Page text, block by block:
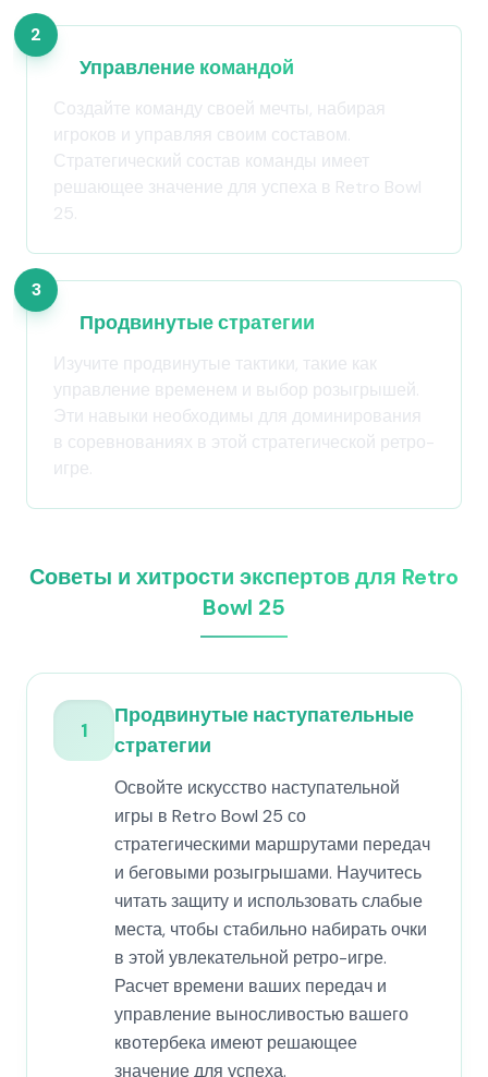
2
Управление командой
Создайте команду своей мечты, набирая
игроков и управляя своим составом.
Стратегический состав команды имеет
решающее значение для успеха в Retro Bowl
25.
3
Продвинутые стратегии
Изучите продвинутые тактики, такие как
управление временем и выбор розыгрышей.
Эти навыки необходимы для доминирования
в соревнованиях в этой стратегической ретро-
игре.
Советы и хитрости экспертов для Retro
Bowl 25
1
Продвинутые наступательные
стратегии
Освойте искусство наступательной
игры в Retro Bowl 25 со
стратегическими маршрутами передач
и беговыми розыгрышами. Научитесь
читать защиту и использовать слабые
места, чтобы стабильно набирать очки
в этой увлекательной ретро-игре.
Расчет времени ваших передач и
управление выносливостью вашего
квотербека имеют решающее
значение для успеха.